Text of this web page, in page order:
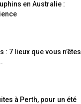
en Australie :
: 7 lieux que vous n’êtes
à Perth, pour un été